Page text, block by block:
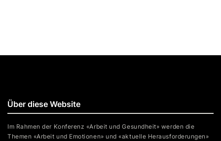
Über diese Website
Im Rahmen der Konferenz «Arbeit und Gesundheit» werden die
Themen «Arbeit und Emotionen» und «aktuelle Herausforderungen»